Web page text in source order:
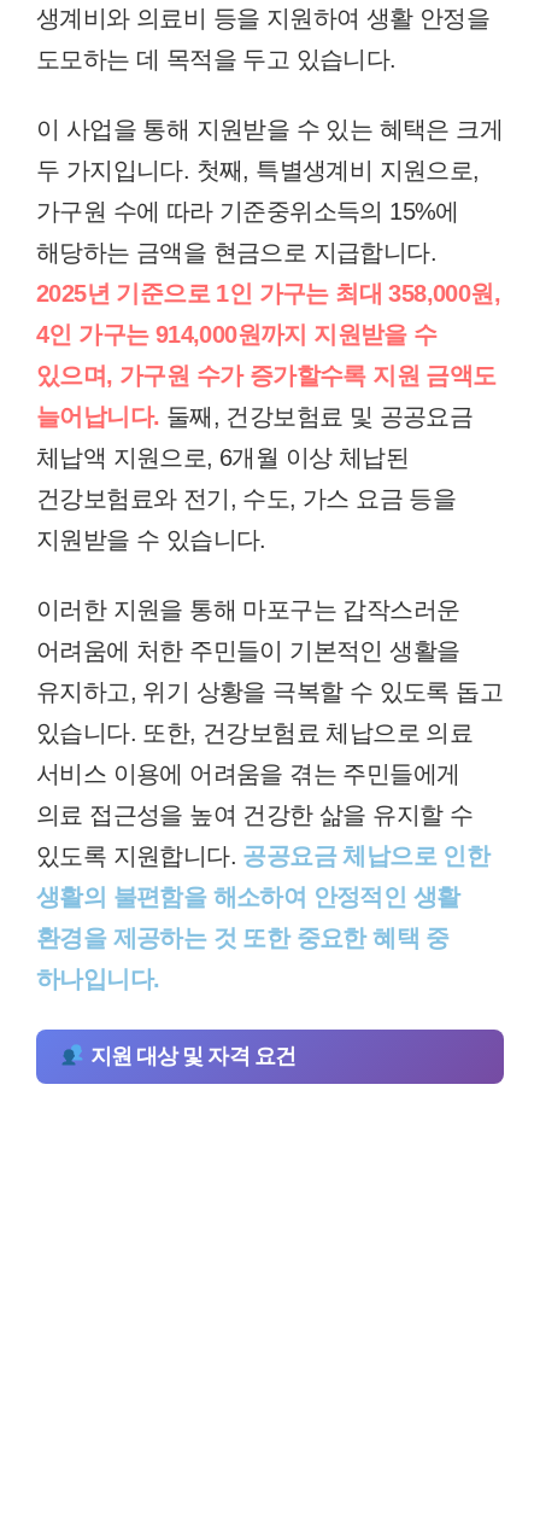
생계비와 의료비 등을 지원하여 생활 안정을
도모하는 데 목적을 두고 있습니다.
이 사업을 통해 지원받을 수 있는 혜택은 크게
두 가지입니다. 첫째, 특별생계비 지원으로,
가구원 수에 따라 기준중위소득의 15%에
해당하는 금액을 현금으로 지급합니다.
2025년 기준으로 1인 가구는 최대 358,000원,
4인 가구는 914,000원까지 지원받을 수
있으며, 가구원 수가 증가할수록 지원 금액도
늘어납니다. 둘째, 건강보험료 및 공공요금
체납액 지원으로, 6개월 이상 체납된
건강보험료와 전기, 수도, 가스 요금 등을
지원받을 수 있습니다.
이러한 지원을 통해 마포구는 갑작스러운
어려움에 처한 주민들이 기본적인 생활을
유지하고, 위기 상황을 극복할 수 있도록 돕고
있습니다. 또한, 건강보험료 체납으로 의료
서비스 이용에 어려움을 겪는 주민들에게
의료 접근성을 높여 건강한 삶을 유지할 수
있도록 지원합니다. 공공요금 체납으로 인한
생활의 불편함을 해소하여 안정적인 생활
환경을 제공하는 것 또한 중요한 혜택 중
하나입니다.
지원 대상 및 자격 요건